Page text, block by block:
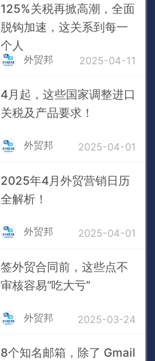
125%关税再掀高潮，全面
脱钩加速，这关系到每一
个人
外贸邦 2025-04-11
4月起，这些国家调整进口
关税及产品要求！
外贸邦 2025-04-01
2025年4月外贸营销日历
全解析！
外贸邦 2025-04-01
签外贸合同前，这些点不
审核容易“吃大亏”
外贸邦 2025-03-24
8个知名邮箱，除了 Gmail